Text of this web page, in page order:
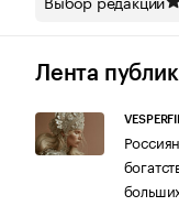
Спецпроекты
Технологии и
Лента